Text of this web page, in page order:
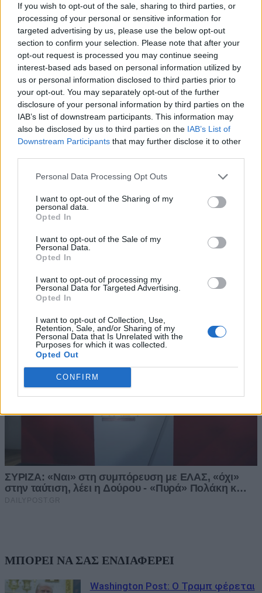
If you wish to opt-out of the sale, sharing to third parties, or
processing of your personal or sensitive information for
targeted advertising by us, please use the below opt-out
section to confirm your selection. Please note that after your
opt-out request is processed you may continue seeing
interest-based ads based on personal information utilized by
us or personal information disclosed to third parties prior to
your opt-out. You may separately opt-out of the further
disclosure of your personal information by third parties on the
IAB’s list of downstream participants. This information may
also be disclosed by us to third parties on the IAB’s List of
Downstream Participants that may further disclose it to other
Personal Data Processing Opt Outs
I want to opt-out of the Sharing of my
personal data.
Opted In
I want to opt-out of the Sale of my
Personal Data.
Opted In
I want to opt-out of processing my
Personal Data for Targeted Advertising.
Opted In
I want to opt-out of Collection, Use,
Retention, Sale, and/or Sharing of my
Personal Data that Is Unrelated with the
Purposes for which it was collected.
Opted Out
CONFIRM
ΜΠΟΡΕΙ ΝΑ ΣΑΣ ΕΝΔΙΑΦΕΡΕΙ
Washington Post: Ο Τραμπ φέρεται